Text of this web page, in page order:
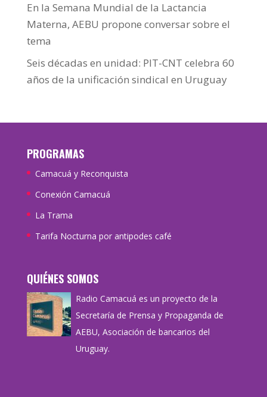
En la Semana Mundial de la Lactancia
Materna, AEBU propone conversar sobre el
tema
Seis décadas en unidad: PIT-CNT celebra 60
años de la unificación sindical en Uruguay
PROGRAMAS
Camacuá y Reconquista
Conexión Camacuá
La Trama
Tarifa Nocturna por antipodes café
QUIÉNES SOMOS
Radio Camacuá es un proyecto de la
Secretaría de Prensa y Propaganda de
AEBU, Asociación de bancarios del
Uruguay.